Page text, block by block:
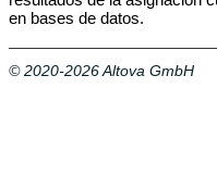
en bases de datos.
© 2020-2026 Altova GmbH